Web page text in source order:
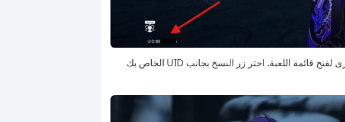
اضغط على رمز “الهاتف” في الزاوية العلوية اليسرى لفتح قائمة اللعبة. اختر زر النسخ بجانب UID الخاص بك